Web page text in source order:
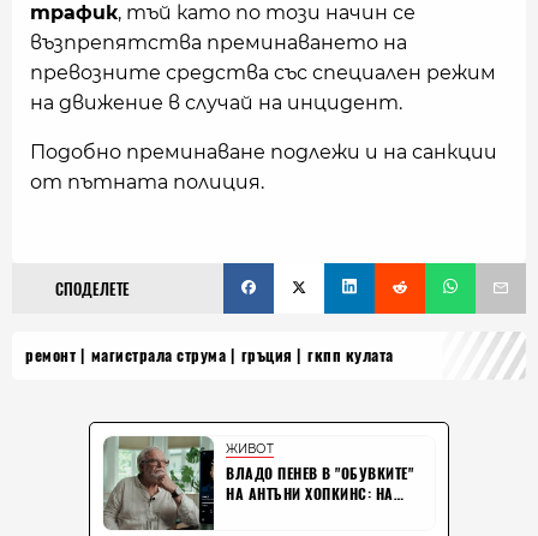
трафик, тъй като по този начин се
възпрепятства преминаването на
превозните средства със специален режим
на движение в случай на инцидент.
Подобно преминаване подлежи и на санкции
от пътната полиция.
СПОДЕЛЕТЕ
ремонт магистрала струма гръция гкпп кулата